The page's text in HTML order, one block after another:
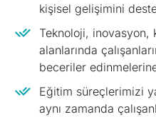
kişisel gelişimini
Teknoloji,
alanlarında
beceriler edinmelerine
Eğitim süreçlerimizi
aynı zamanda